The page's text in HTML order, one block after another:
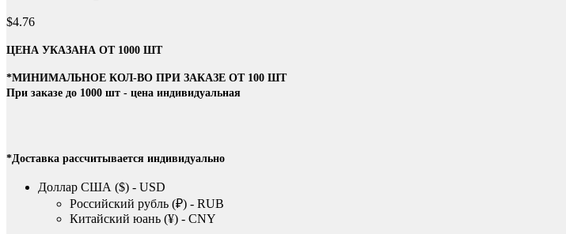
$4.76
ЦЕНА УКАЗАНА ОТ 1000 ШТ
*МИНИМАЛЬНОЕ КОЛ-ВО ПРИ ЗАКАЗЕ ОТ 100 ШТ
При заказе до 1000 шт - цена индивидуальная
*Доставка рассчитывается индивидуально
Доллар США ($) - USD
Российский рубль (₽) - RUB
Китайский юань (¥) - CNY